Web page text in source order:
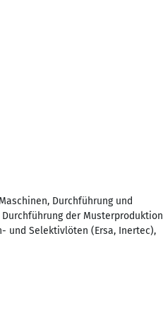
Durchführung und
der Musterproduktion
und Selektivlöten (Ersa, Inertec),